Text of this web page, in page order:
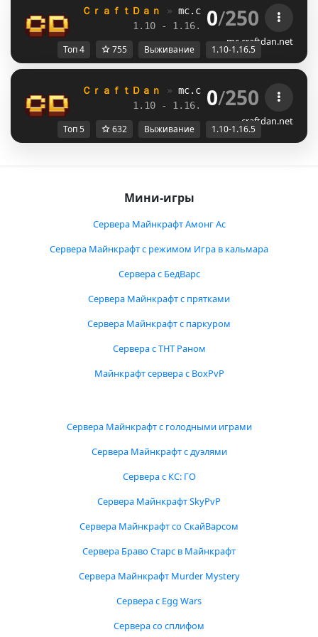
ＣｒａｆｔＤａｎ » mc.craftdan.net //
1.10 - 1.16.5 //
0/250
mc.craftdan.net
Топ 4 755 Выживание 1.10-1.16.5
ＣｒａｆｔＤａｎ » mc.craftdan.net //
1.10 - 1.16.5 //
0/250
craftdan.net
Топ 5 632 Выживание 1.10-1.16.5
Мини-игры
Сервера Майнкрафт Амонг Ас
Сервера Майнкрафт с режимом Игра в кальмара
Сервера с БедВарс
Сервера Майнкрафт с прятками
Сервера Майнкрафт с паркуром
Сервера с ТНТ Раном
Майнкрафт сервера с BoxPvP
Сервера Майнкрафт с голодными играми
Сервера Майнкрафт с дуэлями
Сервера с КС: ГО
Сервера Майнкрафт SkyPvP
Сервера Майнкрафт со СкайВарсом
Сервера Браво Старс в Майнкрафт
Сервера Майнкрафт Murder Mystery
Сервера с Egg Wars
Сервера со сплифом